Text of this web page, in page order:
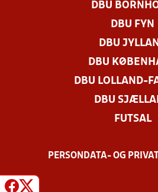
DBU
DBU FYN
DBU
DBU
DBU LOLLAND-
DBU
FUTSAL
PERSONDATA- OG